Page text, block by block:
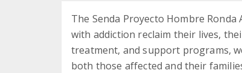
The Senda Proyecto Hombre
with addiction reclaim their lives,
treatment, and support programs,
both those affected and their